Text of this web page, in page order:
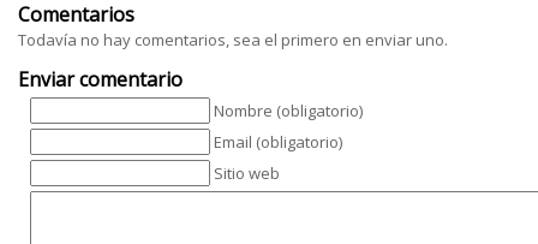
Comentarios
Todavía no hay comentarios, sea el primero en enviar uno.
Enviar comentario
Nombre (obligatorio)
Email (obligatorio)
Sitio web